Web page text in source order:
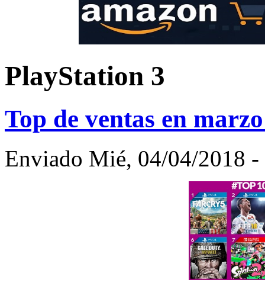
PlayStation 3
Top de ventas en
Enviado Mié, 04/04/2018